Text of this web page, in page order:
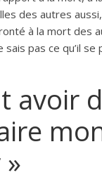
des autres
à la mort des
sais pas ce qu’il
avoir